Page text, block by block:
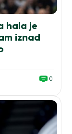
hala je
iznad
0